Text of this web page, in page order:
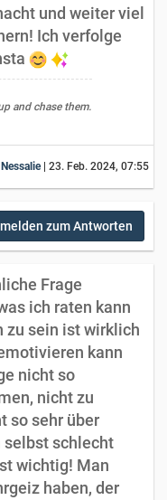
und weiter viel
Ich verfolge
and chase them.
Nessalie| 23. Feb. 2024, 07:55
zum Antworten
Frage
ich raten kann
zu sein ist wirklich
kann
nicht so
nicht zu
so sehr über
selbst schlecht
wichtig! Man
haben, der